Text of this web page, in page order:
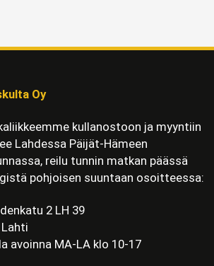
Oy
kullanostoon ja myyntiin
Lahdessa Päijät-Hämeen
reilu tunnin matkan päässä
pohjoisen suuntaan osoitteessa:
2 LH 39
avoinna MA-LA klo 10-17